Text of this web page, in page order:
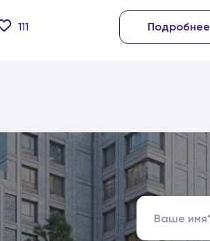
111 Подробнее